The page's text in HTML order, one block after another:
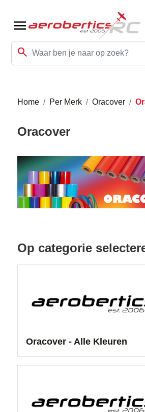
menu
search
Home Per Merk Oracover
Oracover
Op categorie
Oracover - Alle Kleuren